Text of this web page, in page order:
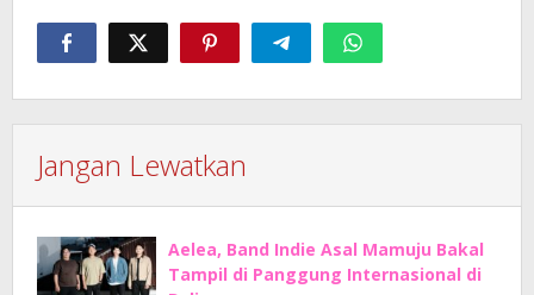
Jangan Lewatkan
Aelea, Band Indie Asal Mamuju Bakal
Tampil di Panggung Internasional di